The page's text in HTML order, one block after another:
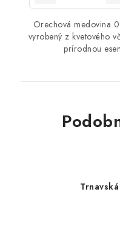
Orechová medovina
vyrobený z kvetového
prírodnou